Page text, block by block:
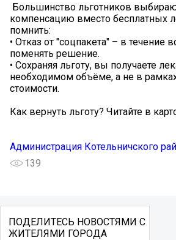
Большинство льготников
компенсацию вместо бесплатных
помнить:
• Отказ от "соцпакета" – в течение
поменять решение.
• Сохраняя льготу, вы получаете
необходимом объёме, а не в
стоимости.
Как вернуть льготу? Читайте в
Администрация Котельничского
139
ПОДЕЛИТЕСЬ НОВОСТЯМИ С
ЖИТЕЛЯМИ ГОРОДА